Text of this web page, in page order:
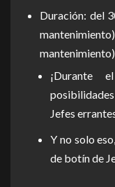
Duración: del
mantenimiento)
¡Durante
Jefes
Y no solo
de botín de